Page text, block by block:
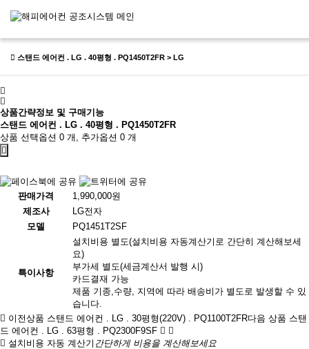
스탠드 에어컨 . LG . 40평형 . PQ1450T2FR > LG
상품간략정보 및 구매기능
스탠드 에어컨 . LG . 40평형 . PQ1450T2FR
상품 선택옵션 0 개, 추가옵션 0 개
판매가격
1,990,000원
제조사
LG전자
모델
PQ1451T2SF
특이사항
설치비용 별도(설치비용 자동계산기로 간단히 계산해보세
요)
부가세 별도(세금계산서 발행 시)
카드결재 가능
제품 기종,수량, 지역에 따라 배송비가 별도로 발생할 수 있
습니다.
이전상품 스탠드 에어컨 . LG . 30평형(220V) . PQ1100T2FR다음 상품 스탠
드 에어컨 . LG . 63평형 . PQ2300F9SF
설치비용 자동 계산기 간단하게 비용을 계산해보세요